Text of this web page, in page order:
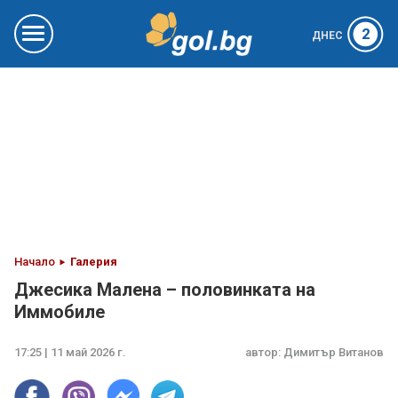
ДНЕС 2
Начало Галерия
Джесика Малена – половинката на
Иммобиле
17:25 | 11 май 2026 г. автор: Димитър Витанов